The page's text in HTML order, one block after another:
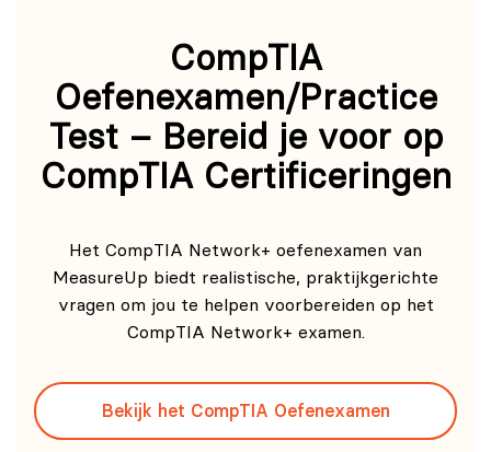
CompTIA
Oefenexamen/Practice
Test – Bereid je voor op
CompTIA Certificeringen
Het CompTIA Network+ oefenexamen van
MeasureUp biedt realistische, praktijkgerichte
vragen om jou te helpen voorbereiden op het
CompTIA Network+ examen.
Bekijk het CompTIA Oefenexamen